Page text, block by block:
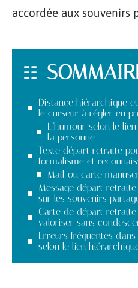
accordée aux souvenirs
Distance hiérarchique
le curseur à régler en
L’humour selon le
la personne
Texte départ retraite
formalisme et
Mail ou carte
Message départ
sur les souvenirs
Carte de départ
valoriser sans
Erreurs fréquentes
selon le lien